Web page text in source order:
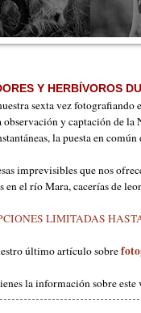
Y HERBÍVOROS
sexta vez
observación y captación de la
la puesta en
imprevisibles que nos
en el río Mara, cacerías de
LIMITADAS
último artículo sobre
la información sobre